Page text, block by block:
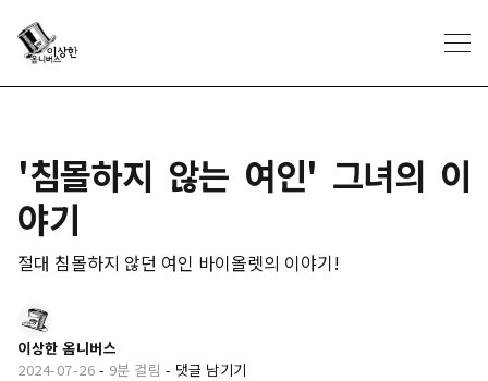
'침몰하지 않는 여인' 그녀의 이
야기
절대 침몰하지 않던 여인 바이올렛의 이야기!
이상한 옴니버스
2024-07-26 - 9분 걸림 - 댓글 남기기